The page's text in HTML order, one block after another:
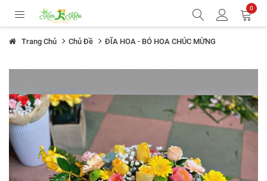
0
Trang Chủ Chủ Đề ĐĨA HOA - BÓ HOA CHÚC MỪNG